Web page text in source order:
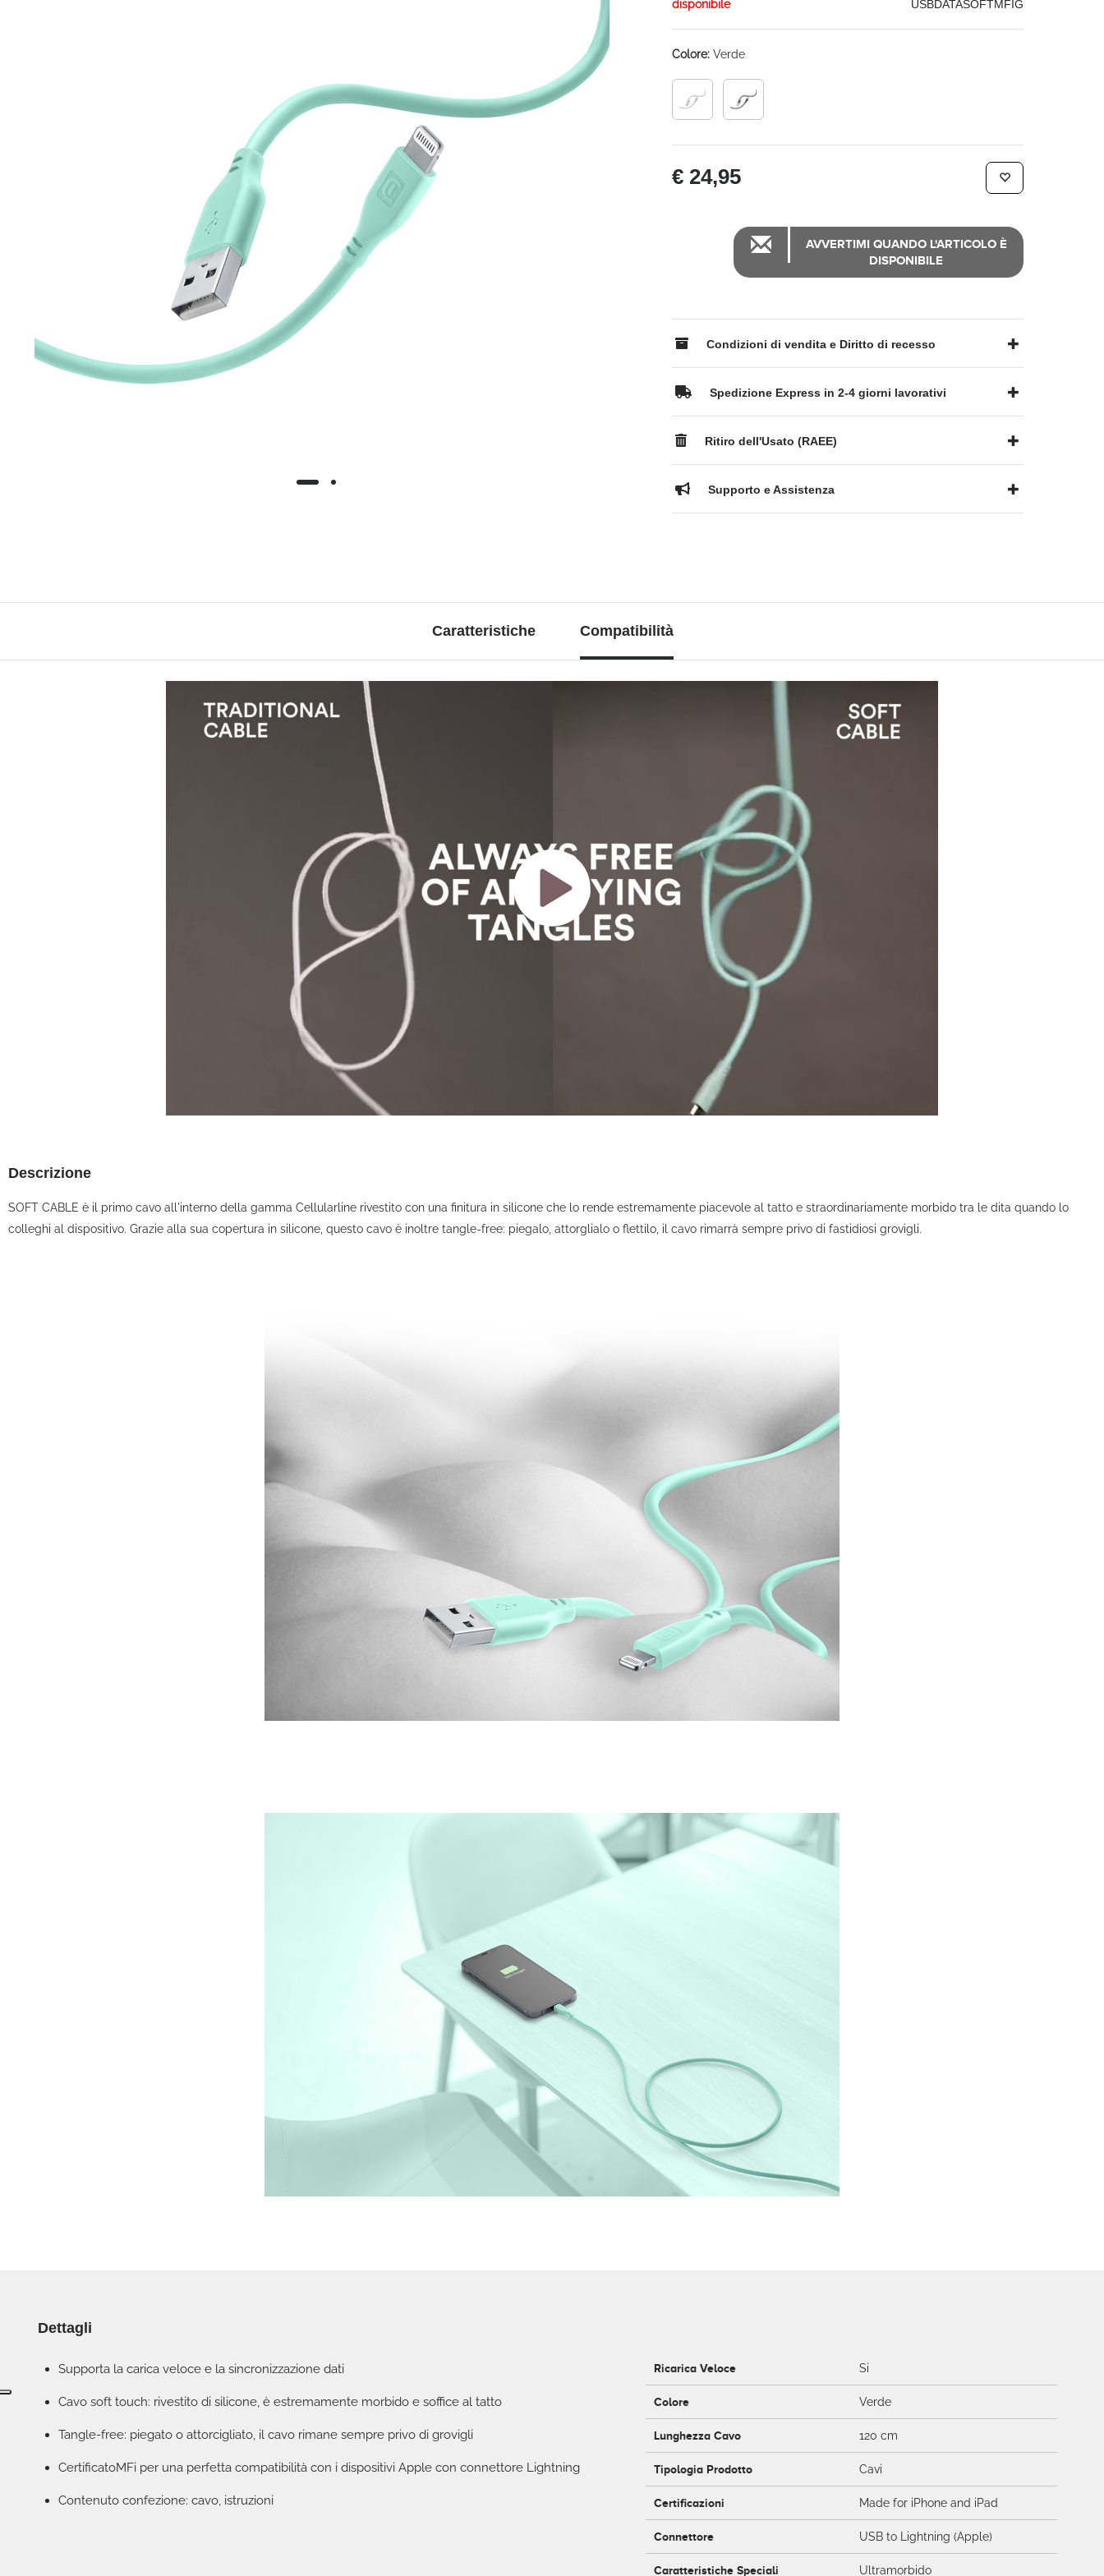
disponibile
USBDATASOFTMFIG
Colore: Verde
€ 24,95
AVVERTIMI QUANDO L'ARTICOLO È
DISPONIBILE
Condizioni di vendita e Diritto di recesso
Spedizione Express in 2-4 giorni lavorativi
Ritiro dell'Usato (RAEE)
Supporto e Assistenza
Caratteristiche Compatibilità
Descrizione
SOFT CABLE è il primo cavo all'interno della gamma Cellularline rivestito con una finitura in silicone che lo rende estremamente piacevole al tatto e straordinariamente morbido tra le dita quando lo
colleghi al dispositivo. Grazie alla sua copertura in silicone, questo cavo è inoltre tangle-free: piegalo, attorglialo o flettilo, il cavo rimarrà sempre privo di fastidiosi grovigli.
Dettagli
Supporta la carica veloce e la sincronizzazione dati
Cavo soft touch: rivestito di silicone, è estremamente morbido e soffice al tatto
Tangle-free: piegato o attorcigliato, il cavo rimane sempre privo di grovigli
CertificatoMFi per una perfetta compatibilità con i dispositivi Apple con connettore Lightning
Contenuto confezione: cavo, istruzioni
Ricarica Veloce Si
Colore Verde
Lunghezza Cavo 120 cm
Tipologia Prodotto Cavi
Certificazioni Made for iPhone and iPad
Connettore USB to Lightning (Apple)
Caratteristiche Speciali Ultramorbido